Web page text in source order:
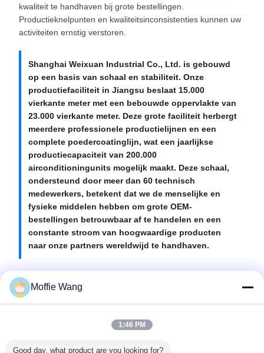
kwaliteit te handhaven bij grote bestellingen.
Productieknelpunten en kwaliteitsinconsistenties kunnen uw
activiteiten ernstig verstoren.
Shanghai Weixuan Industrial Co., Ltd. is gebouwd
op een basis van schaal en stabiliteit. Onze
productiefaciliteit in Jiangsu beslaat 15.000
vierkante meter met een bebouwde oppervlakte van
23.000 vierkante meter. Deze grote faciliteit herbergt
meerdere professionele productielijnen en een
complete poedercoatinglijn, wat een jaarlijkse
productiecapaciteit van 200.000
airconditioningunits mogelijk maakt. Deze schaal,
ondersteund door meer dan 60 technisch
medewerkers, betekent dat we de menselijke en
fysieke middelen hebben om grote OEM-
bestellingen betrouwbaar af te handelen en een
constante stroom van hoogwaardige producten
naar onze partners wereldwijd te handhaven.
Recommended Products
Moffie Wang
1:46 PM
Good day, what product are you looking for?